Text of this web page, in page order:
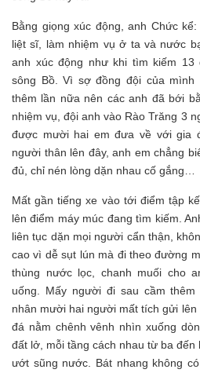
Bằng giọng xúc động, anh Chức
liệt sĩ, làm nhiệm vụ ở ta và nước
anh xúc động như khi tìm kiếm 13
sông Bồ. Vì sợ đồng đội của
thêm lần nữa nên các anh đã bới
nhiệm vụ, đội anh vào Rào Trăng 3
được mười hai em đưa về với gia
người thân lên đây, anh em chẳng
đủ, chỉ nén lòng dặn nhau cố gắng…
Mất gần tiếng xe vào tới điểm tập
lên điểm máy múc đang tìm kiếm.
liên tục dặn mọi người cẩn thận,
cao vì dễ sụt lún mà đi theo đường
thùng nước lọc, chanh muối cho
uống. Mấy người đi sau cầm
nhân mười hai người mất tích gửi
đá nằm chênh vênh nhìn xuống
đất lở, mỗi tầng cách nhau từ ba đến
ướt sũng nước. Bát nhang không